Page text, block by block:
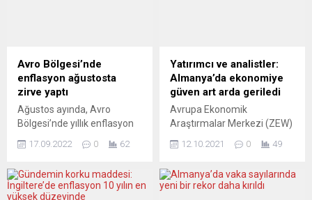
Avro Bölgesi’nde
enflasyon ağustosta
zirve yaptı
Ağustos ayında, Avro
Bölgesi’nde yıllık enflasyon
artışına en fazla katkıyı
yüzde 3,95 ile enerji ürünleri
ülkesinde çift haneye çıktı.
Avro Bölgesi’nde, ağustosta
17.09.2022 0 62
Yatırımcı ve analistler:
Almanya’da ekonomiye
güven art arda geriledi
Avrupa Ekonomik
Araştırmalar Merkezi (ZEW)
Ekonomik Güven Endeksi,
ekimde geçen aya göre 4,3
geriledi. Merkezi
12.10.2021 0 49